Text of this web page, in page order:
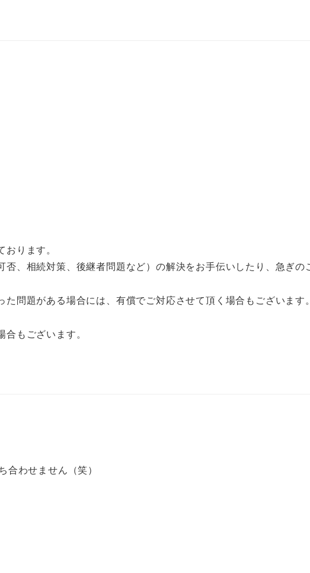
ります。
、相続対策、後継者問題など）の解決をお手伝いしたり、急ぎ
問題がある場合には、有償でご対応させて頂く場合もございます。
もございます。
わせません（笑）